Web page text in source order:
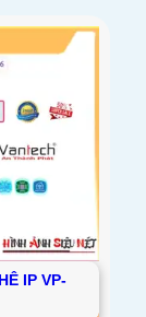
IP VP-